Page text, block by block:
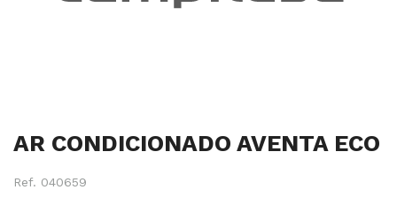
AR CONDICIONADO AVENTA ECO
Ref. 040659
para
início